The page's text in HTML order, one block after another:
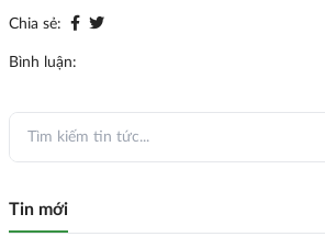
Chia sẻ:
Bình luận:
Tin mới